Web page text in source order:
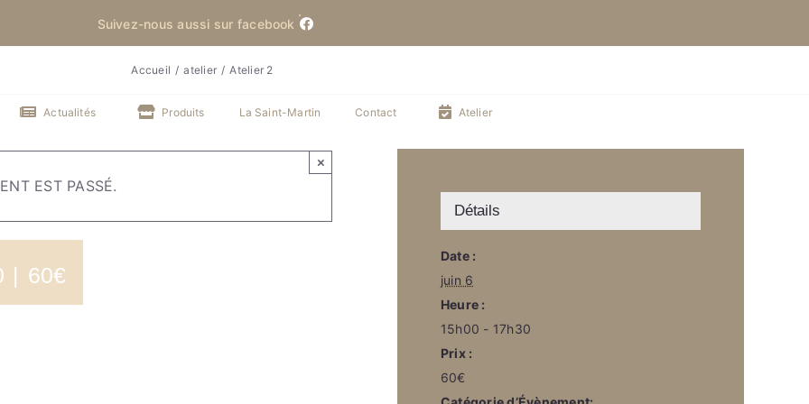
Suivez-nous aussi sur facebook
Actualités Produits La Saint-Martin Contact Atelier
Accueil atelier Atelier 2
EST PASSÉ.
×
| 60€
Détails
Date :
juin 6
Heure :
15h00 - 17h30
Prix :
60€